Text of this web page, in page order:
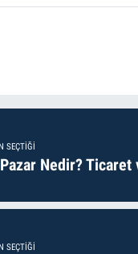
SEÇTIĞI
Nedir? Ticaret
SEÇTIĞI